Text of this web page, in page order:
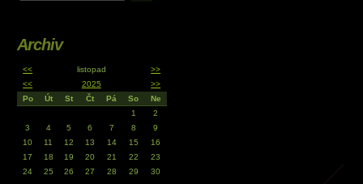
Archiv
<< listopad
>>
<<
2025
>>
Po
Út St Čt Pá So
Ne
1
2
3
4 5 6 7 8
9
10
11 12 13 14 15
16
17
18 19 20 21 22
23
24
25 26 27 28 29 30